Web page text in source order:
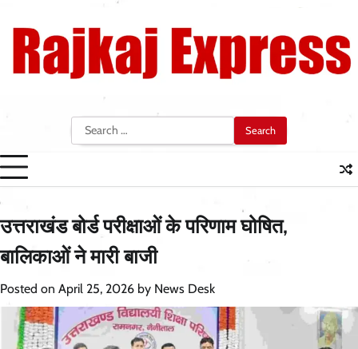
content
Search
for:
उत्तराखंड बोर्ड परीक्षाओं के परिणाम घोषित,
बालिकाओं ने मारी बाजी
Posted on April 25, 2026 by News Desk